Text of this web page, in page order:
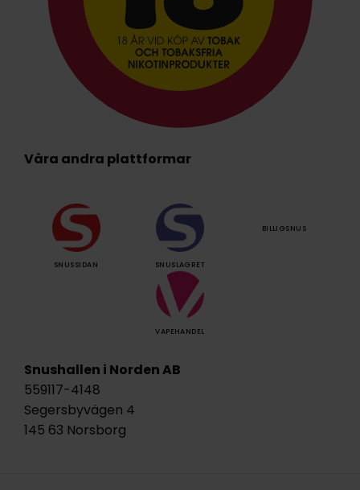
Våra andra plattformar
SNUSSIDAN SNUSLAGRET
BILLIGSNUS
VAPEHANDEL
Snushallen i Norden AB
559117-4148
Segersbyvägen 4
145 63 Norsborg